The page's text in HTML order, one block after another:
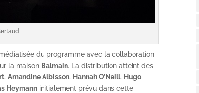
du programme avec la collaboration
la maison Balmain. La distribution atteint des
,Amandine Albisson, Hannah O’Neill, Hugo
Heymann initialement prévu dans cette